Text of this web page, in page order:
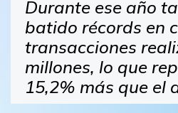
Durante ese año
batido récords en
transacciones
millones, lo que
15,2% más que el